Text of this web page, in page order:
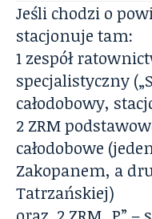
Jeśli chodzi o
stacjonuje tam:
1 zespół
specjalistyczny
całodobowy,
2 ZRM
całodobowe
Zakopanem, a
Tatrzańskiej)